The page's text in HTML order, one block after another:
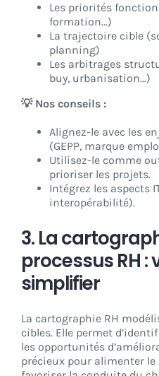
Les priorités
formation…)
La trajectoire cible
planning)
Les arbitrages
buy, urbanisation…)
💡 Nos conseils :
Alignez-le avec les
(GEPP, marque
Utilisez-le comme
prioriser les projets.
Intégrez les aspects
interopérabilité).
3. La
processus RH :
simplifier
La cartographie RH
cibles. Elle permet
les opportunités
précieux pour alimenter le